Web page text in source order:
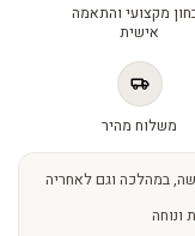
מקצועי והתאמה
אישית
משלוח מהיר
במהלכה וגם לאחריה